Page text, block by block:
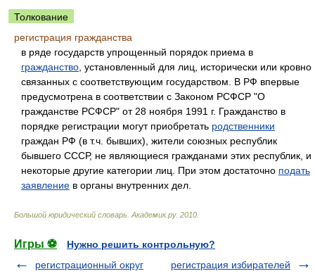
Толкование
регистрация гражданства
в ряде государств упрощенный порядок приема в
гражданство , установленный для лиц, исторически или кровно
связанных с соответствующим государством. В РФ впервые
предусмотрена в соответствии с Законом РСФСР "О
гражданстве РСФСР" от 28 ноября 1991 г. Гражданство в
порядке регистрации могут приобретать родственники
граждан РФ (в т.ч. бывших), жители союзных республик
бывшего СССР, не являющиеся гражданами этих республик, и
некоторые другие категории лиц. При этом достаточно подать
заявление в органы внутренних дел.
Большой юридический словарь Академик.ру. 2010
Игры ⚽
Нужно решить контрольную?
регистрационный округ
регистрация избирателей